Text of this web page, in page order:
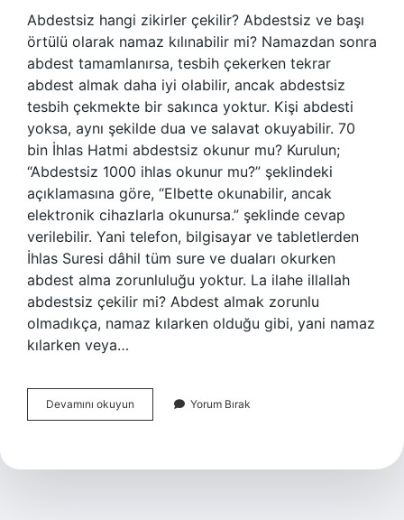
Abdestsiz hangi zikirler çekilir? Abdestsiz ve başı
örtülü olarak namaz kılınabilir mi? Namazdan sonra
abdest tamamlanırsa, tesbih çekerken tekrar
abdest almak daha iyi olabilir, ancak abdestsiz
tesbih çekmekte bir sakınca yoktur. Kişi abdesti
yoksa, aynı şekilde dua ve salavat okuyabilir. 70
bin İhlas Hatmi abdestsiz okunur mu? Kurulun;
“Abdestsiz 1000 ihlas okunur mu?” şeklindeki
açıklamasına göre, “Elbette okunabilir, ancak
elektronik cihazlarla okunursa.” şeklinde cevap
verilebilir. Yani telefon, bilgisayar ve tabletlerden
İhlas Suresi dâhil tüm sure ve duaları okurken
abdest alma zorunluluğu yoktur. La ilahe illallah
abdestsiz çekilir mi? Abdest almak zorunlu
olmadıkça, namaz kılarken olduğu gibi, yani namaz
kılarken veya…
Devamını okuyun
Zül
Ikram
Yorum Bırak